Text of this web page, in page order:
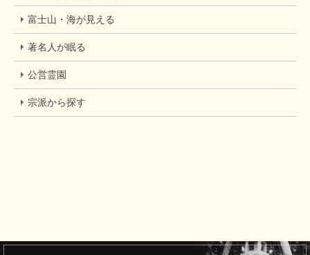
富士山・海が見える
著名人が眠る
公営霊園
宗派から探す